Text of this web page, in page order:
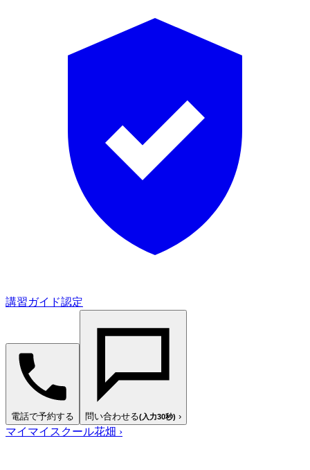
講習ガイド認定
電話で予約する 問い合わせる(入力30秒) ›
マイマイスクール花畑 ›